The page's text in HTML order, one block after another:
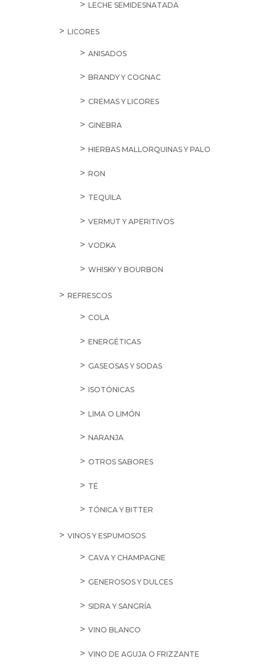
LECHE SEMIDESNATADA
LICORES
ANISADOS
BRANDY Y COGNAC
CREMAS Y LICORES
GINEBRA
HIERBAS MALLORQUINAS Y PALO
RON
TEQUILA
VERMUT Y APERITIVOS
VODKA
WHISKY Y BOURBON
REFRESCOS
COLA
ENERGÉTICAS
GASEOSAS Y SODAS
ISOTÓNICAS
LIMA O LIMÓN
NARANJA
OTROS SABORES
TÉ
TÓNICA Y BITTER
VINOS Y ESPUMOSOS
CAVA Y CHAMPAGNE
GENEROSOS Y DULCES
SIDRA Y SANGRÍA
VINO BLANCO
VINO DE AGUJA O FRIZZANTE